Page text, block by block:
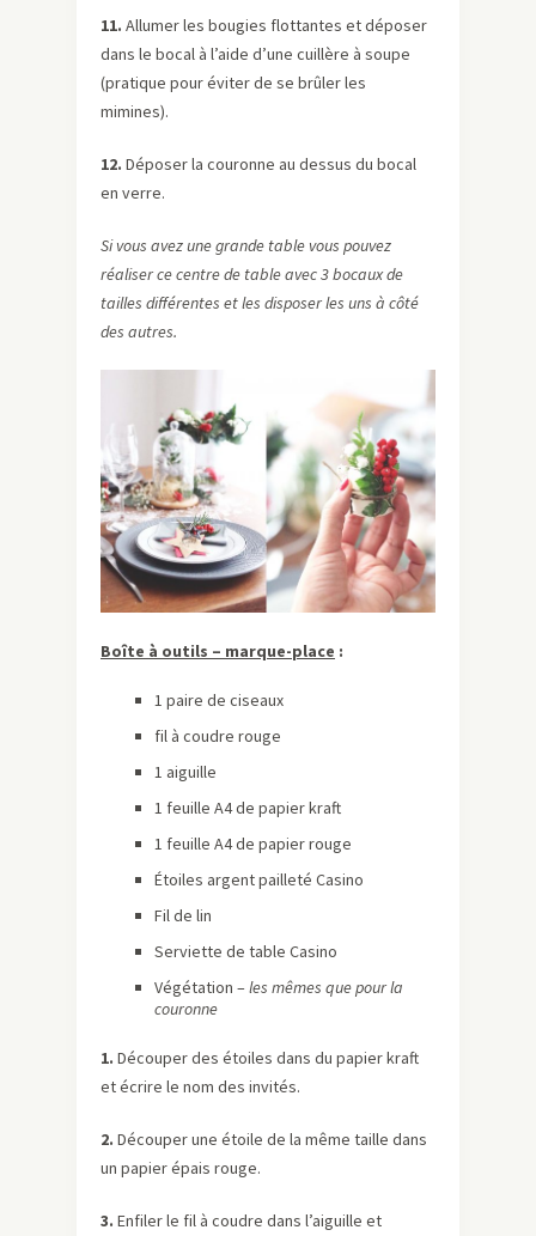
11. Allumer les bougies flottantes et déposer
dans le bocal à l’aide d’une cuillère à soupe
(pratique pour éviter de se brûler les
mimines).
12. Déposer la couronne au dessus du bocal
en verre.
Si vous avez une grande table vous pouvez
réaliser ce centre de table avec 3 bocaux de
tailles différentes et les disposer les uns à côté
des autres.
Boîte à outils – marque-place :
1 paire de ciseaux
fil à coudre rouge
1 aiguille
1 feuille A4 de papier kraft
1 feuille A4 de papier rouge
Étoiles argent pailleté Casino
Fil de lin
Serviette de table Casino
Végétation –les mêmes que pour la
couronne
1. Découper des étoiles dans du papier kraft
et écrire le nom des invités.
2. Découper une étoile de la même taille dans
un papier épais rouge.
3. Enfiler le fil à coudre dans l’aiguille et